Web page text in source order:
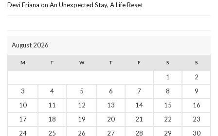
Devi Eriana on An Unexpected Stay, A Life Reset
August 2026
M T W T F S S
1
2
3
4 5 6 7 8
9
10
11 12 13 14 15
16
17
18 19 20 21 22
23
24
25 26 27 28 29
30